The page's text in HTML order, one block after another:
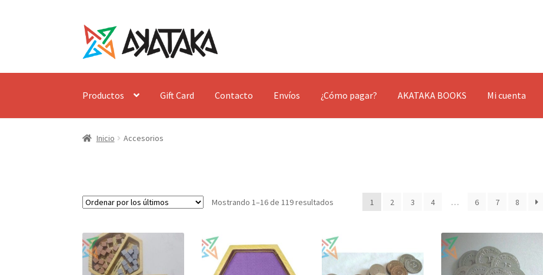
Ir
a
la
navegación
Ir
al
contenido
Productos Gift Card Contacto Envíos ¿Cómo pagar? AKATAKA BOOKS Mi cuenta
Inicio Accesorios
Mostrando 1–16 de 119 resultados
últimos
1 2 3 4 … 6 7 8